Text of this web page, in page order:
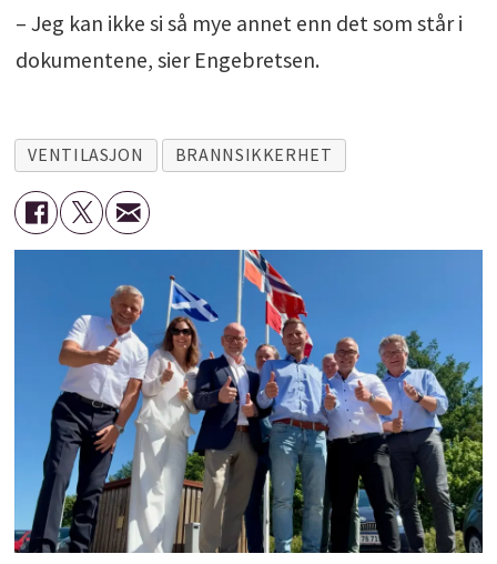
– Jeg kan ikke si så mye annet enn det som står i
dokumentene, sier Engebretsen.
VENTILASJON BRANNSIKKERHET